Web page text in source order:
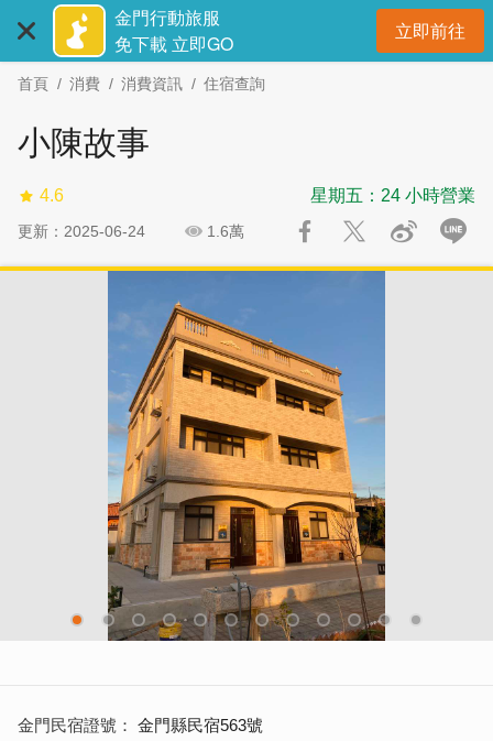
主
金門行動旅服
免下載 立即GO
立即前往開
首頁 消費 消費資訊 住宿查詢
小陳故事
4.6 星期五：24 小時營業
更新：2025-06-24 1.6萬
社
金門民宿證號 金門縣民宿563號